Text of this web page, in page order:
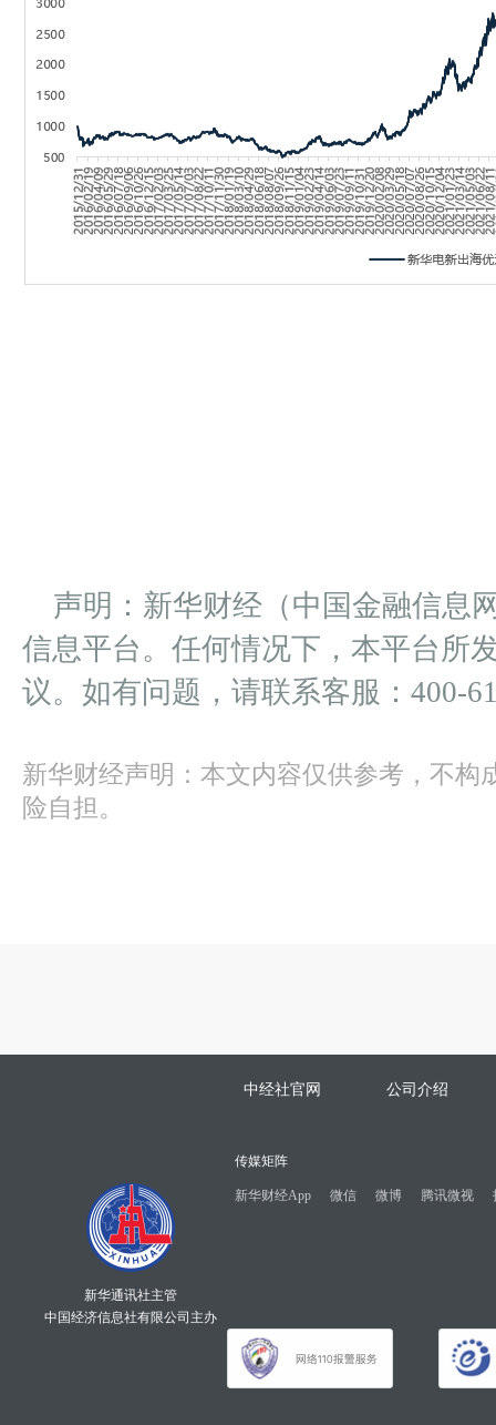
声明：新华财经（中国金融信息
信息平台。任何情况下，本平台所
议。如有问题，请联系客服：400-
新华财经声明：本文内容仅供参考，不构
险自担。
中经社官网 公司介绍
新华通讯社主管
中国经济信息社有限公司主办
传媒矩阵
新华财经App 微信 微博 腾讯微视